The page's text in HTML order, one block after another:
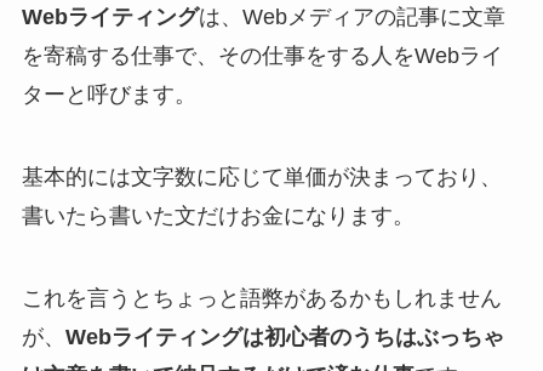
Webライティングは、Webメディアの記事に文章
を寄稿する仕事で、その仕事をする人をWebライ
ターと呼びます。
基本的には文字数に応じて単価が決まっており、
書いたら書いた文だけお金になります。
これを言うとちょっと語弊があるかもしれません
が、 Webライティングは初心者のうちはぶっちゃ